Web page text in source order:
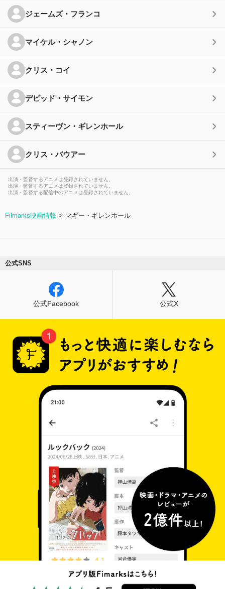
ジェームズ・フランコ
マイケル・シャノン
クリス・コイ
デビッド・サイモン
スティーヴン・ギレンホール
クリス・バウアー
出演・監督するアニメは登録されていません。
出演・監督するアニメは登録されていません。
出演・監督する配信中のアニメは登録されていません。
Filmarks映画情報 マギー・ギレンホール
公式SNS
公式Facebook 公式X